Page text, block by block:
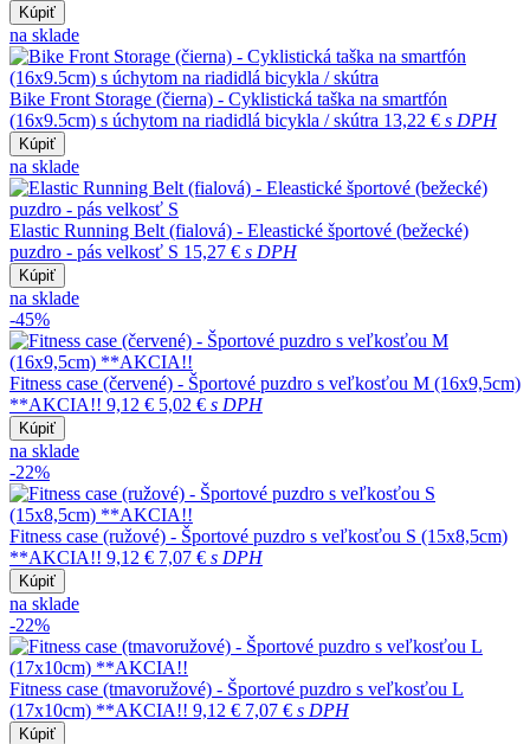
Kúpiť
na sklade
Bike Front Storage (čierna) - Cyklistická taška na smartfón
(16x9.5cm) s úchytom na riadidlá bicykla / skútra 13,22 € s DPH
Kúpiť
na sklade
Elastic Running Belt (fialová) - Eleastické športové (bežecké)
puzdro - pás velkosť S 15,27 € s DPH
Kúpiť
na sklade
-45%
Fitness case (červené) - Športové puzdro s veľkosťou M (16x9,5cm)
**AKCIA!! 9,12 € 5,02 € s DPH
Kúpiť
na sklade
-22%
Fitness case (ružové) - Športové puzdro s veľkosťou S (15x8,5cm)
**AKCIA!! 9,12 € 7,07 € s DPH
Kúpiť
na sklade
-22%
Fitness case (tmavoružové) - Športové puzdro s veľkosťou L
(17x10cm) **AKCIA!! 9,12 € 7,07 € s DPH
Kúpiť